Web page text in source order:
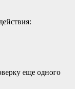
еще одного